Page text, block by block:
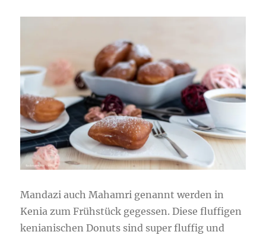
Mandazi auch Mahamri genannt werden in
Kenia zum Frühstück gegessen. Diese fluffigen
kenianischen Donuts sind super fluffig und